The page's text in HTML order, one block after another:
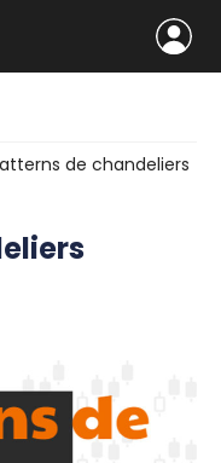
de chandeliers